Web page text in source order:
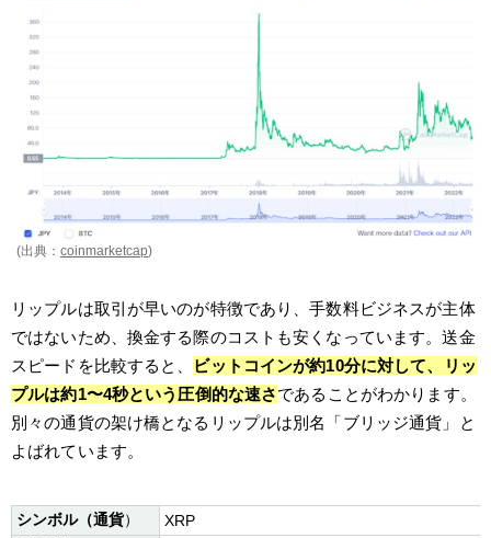
(出典： coinmarketcap)
リップルは取引が早いのが特徴であり、手数料ビジネスが主体
ではないため、換金する際のコストも安くなっています。送金
スピードを比較すると、 ビットコインが約10分に対して、リッ
プルは約1〜4秒という圧倒的な速さであることがわかります。
別々の通貨の架け橋となるリップルは別名「ブリッジ通貨」と
よばれています。
シンボル（通貨）
XRP